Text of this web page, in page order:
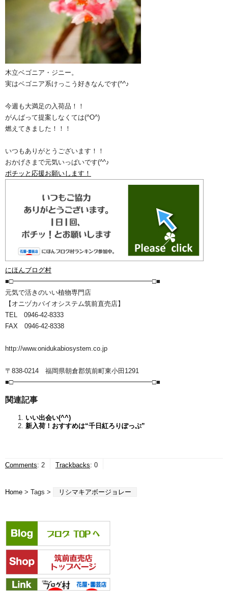
木立ベゴニア・ジニー。
実はベゴニア系けっこう好きなんです(^^♪
今週も大満足の入荷品！！
がんばって提案しなくては(^O^)
燃えてきました！！！
いつもありがとうございます！！
おかげさまで元気いっぱいです(^^♪
ポチッと応援お願いします！
にほんブログ村
■□━━━━━━━━━━━━━━━━━━━━━□■
元気で活きのいい植物専門店
【オニヅカバイオシステム筑前直売店】
TEL 0946-42-8333
FAX 0946-42-8338
http://www.onidukabiosystem.co.jp
〒838-0214 福岡県朝倉郡筑前町東小田1291
■□━━━━━━━━━━━━━━━━━━━━━□■
関連記事
いい出会い(^^)
新入荷！おすすめは“千日紅ろりぽっぷ”
Comments: 2 Trackbacks: 0
Home > Tags > リシマキアボージョレー